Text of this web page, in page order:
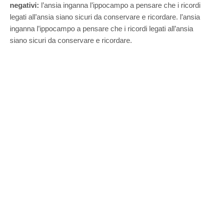
negativi: l’ansia inganna l’ippocampo a pensare che i ricordi
legati all’ansia siano sicuri da conservare e ricordare. l’ansia
inganna l’ippocampo a pensare che i ricordi legati all’ansia
siano sicuri da conservare e ricordare.